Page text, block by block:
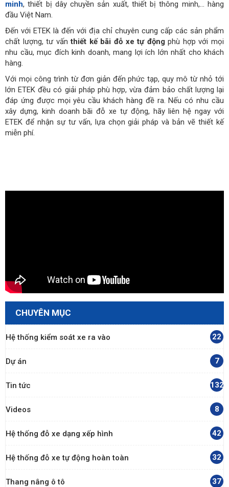
minh, thiết bị dây chuyền sản xuất, thiết bị thông minh,… hàng
đầu Việt Nam.
Đến với ETEK là đến với địa chỉ chuyên cung cấp các sản phẩm
chất lượng, tư vấnthiết kế bãi đỗ xe tự động phù hợp với mọi
nhu cầu, mục đích kinh doanh, mang lợi ích lớn nhất cho khách
hàng.
Với mọi công trình từ đơn giản đến phức tạp, quy mô từ nhỏ tới
lớn ETEK đều có giải pháp phù hợp, vừa đảm bảo chất lượng lại
đáp ứng được mọi yêu cầu khách hàng đề ra. Nếu có nhu cầu
xây dựng, kinh doanh bãi đỗ xe tự động, hãy liên hệ ngay với
ETEK để nhận sự tư vấn, lựa chọn giải pháp và bản vẽ thiết kế
miễn phí.
CHUYÊN MỤC
Hệ thống kiểm soát xe ra vào 22
Dự án 7
Tin tức 132
Videos 8
Hệ thống đỗ xe dạng xếp hình 42
Hệ thống đỗ xe tự động hoàn toàn 32
Thang nâng ô tô 37